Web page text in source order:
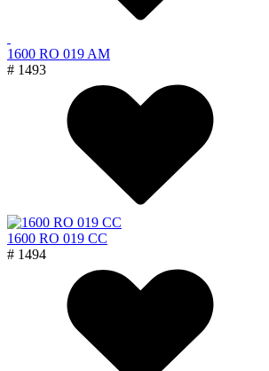
1600 RO 019 AM
# 1493
1600 RO 019 CC
# 1494